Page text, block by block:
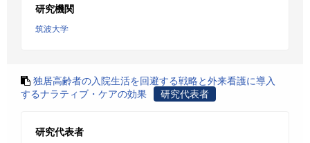
研究機関
筑波大学
独居高齢者の入院生活を回避する戦略と外来看護に導入
するナラティブ・ケアの効果
研究代表者
研究代表者